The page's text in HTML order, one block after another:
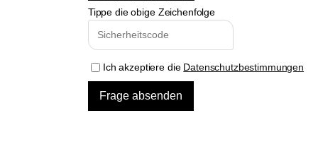
Tippe die obige Zeichenfolge
Ich akzeptiere die Datenschutzbestimmungen